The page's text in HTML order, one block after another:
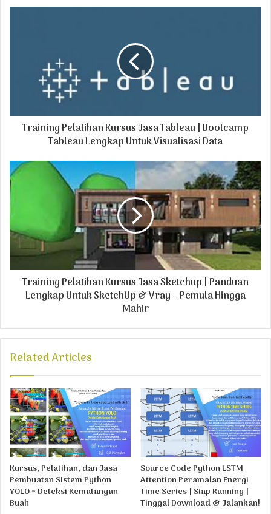
s
s
Training Pelatihan Kursus Jasa Tableau | Bootcamp
Tableau Lengkap Untuk Visualisasi Data
Training Pelatihan Kursus Jasa Sketchup | Panduan
Lengkap Untuk SketchUp & Vray – Pemula Hingga
Mahir
Related Articles
Kursus, Pelatihan, dan Jasa
Pembuatan Sistem Python
YOLO ~ Deteksi Kematangan
Buah
Source Code Python LSTM
Attention Peramalan Energi
Time Series | Siap Running |
Tinggal Download & Jalankan!